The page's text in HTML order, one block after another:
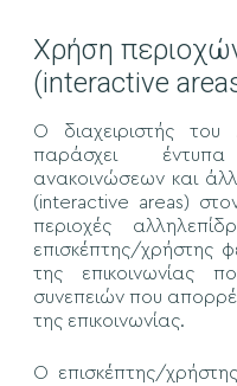
Χρήση
(interactive
Ο διαχειριστής
παράσχει έντυπα
ανακοινώσεων και
(interactive areas)
περιοχές
επισκέπτης/χρήστης
της επικοινωνίας
συνεπειών που
της επικοινωνίας.
Ο επισκέπτης/